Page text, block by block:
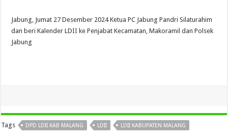
Jabung, Jumat 27 Desember 2024 Ketua PC Jabung Pandri Silaturahim
dan beri Kalender LDII ke Penjabat Kecamatan, Makoramil dan Polsek
Jabung
Tags DPD LDII KAB MALANG LDII LDII KABUPATEN MALANG